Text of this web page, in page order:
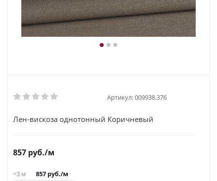
Артикул:009938.376
Лен-вискоза однотонный Коричневый
857 руб./м
<3 м 857 руб./м